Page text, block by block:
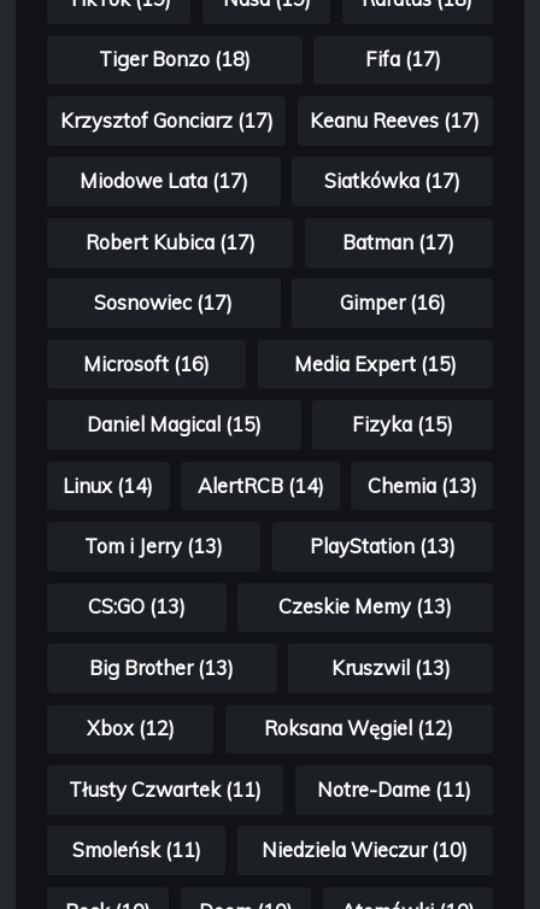
Tiger Bonzo (18) Fifa (17)
Krzysztof Gonciarz (17) Keanu Reeves (17)
Miodowe Lata (17) Siatkówka (17)
Robert Kubica (17) Batman (17)
Sosnowiec (17) Gimper (16)
Microsoft (16) Media Expert (15)
Daniel Magical (15) Fizyka (15)
Linux (14) AlertRCB (14) Chemia (13)
Tom i Jerry (13) PlayStation (13)
CS:GO (13) Czeskie Memy (13)
Big Brother (13) Kruszwil (13)
Xbox (12) Roksana Węgiel (12)
Tłusty Czwartek (11) Notre-Dame (11)
Smoleńsk (11) Niedziela Wieczur (10)